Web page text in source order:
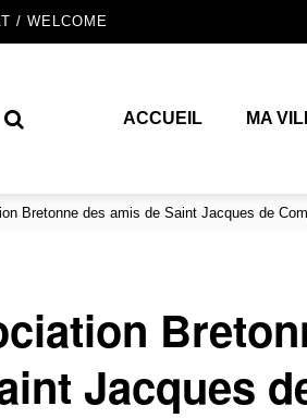
/ WELCOME
ACCUEIL MA
Bretonne des amis de Saint Jacques de
Jacques